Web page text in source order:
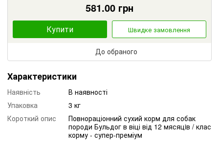
581.00 грн
Купити Швидке замовлення
До обраного
Характеристики
Наявність
В наявності
Упаковка
3 кг
Короткий опис
Повнораціонний сухий корм для собак
породи Бульдог в віці від 12 мясяцiв / клас
корму - супер-преміум